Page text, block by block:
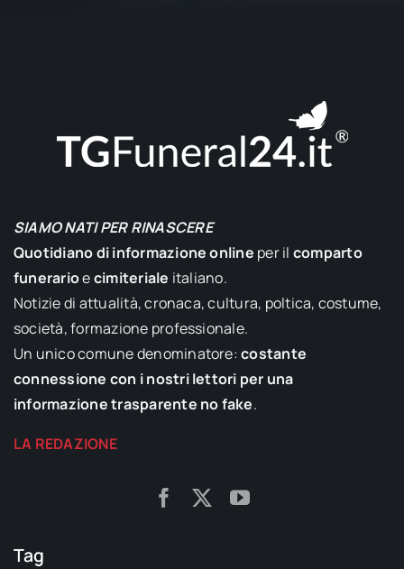
SIAMO NATI PER RINASCERE
Quotidiano di informazione online per il comparto
funerarioecimiteriale italiano.
Notizie di attualità, cronaca, cultura, poltica, costume,
società, formazione professionale.
Un unico comune denominatore:costante
connessione con i nostri lettori per una
informazione trasparente no fake.
LA REDAZIONE
Tag